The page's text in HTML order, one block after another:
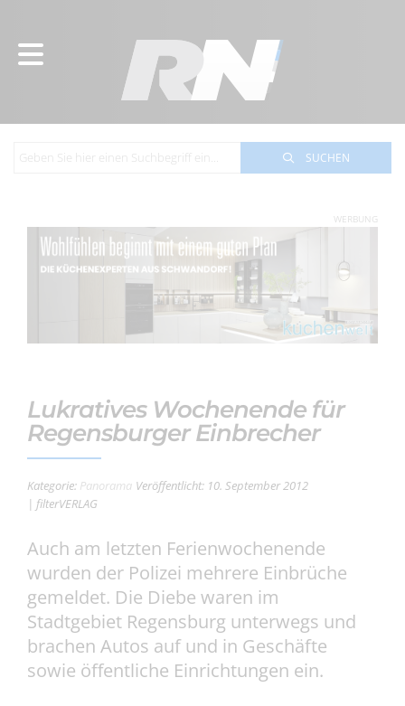
SUCHEN
WERBUNG
Lukratives Wochenende für
Regensburger Einbrecher
Kategorie: Panorama Veröffentlicht: 10. September 2012
| filterVERLAG
Auch am letzten Ferienwochenende
wurden der Polizei mehrere Einbrüche
gemeldet. Die Diebe waren im
Stadtgebiet Regensburg unterwegs und
brachen Autos auf und in Geschäfte
sowie öffentliche Einrichtungen ein.